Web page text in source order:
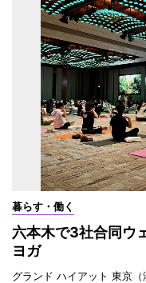
暮らす・働く
六本木で3社合同
ヨガ
グランド ハイアット 東京